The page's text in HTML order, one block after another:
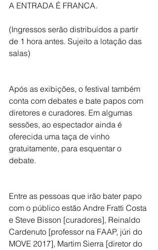
A ENTRADA É FRANCA.
(Ingressos serão distribuídos a partir
de 1 hora antes. Sujeito a lotação das
salas)
Após as exibições, o festival também
conta com debates e bate papos com
diretores e curadores. Em algumas
sessões, ao espectador ainda é
oferecida uma taça de vinho
gratuitamente, para esquentar o
debate.
Entre as pessoas que irão bater papo
com o público estão Andre Fratti Costa
e Steve Bisson [curadores], Reinaldo
Cardenuto [professor na FAAP, júri do
MOVE 2017], Martim Sierra [diretor do